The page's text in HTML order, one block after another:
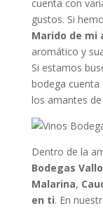
cuenta con
gustos. Si
Marido de mi
aromático y
Si estamos
bodega
los amantes
Dentro de la
Bodegas
Malarina,
en ti. En